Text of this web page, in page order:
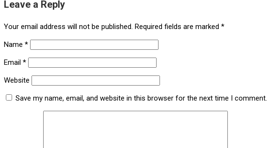
Leave a Reply
Your email address will not be published. Required fields are marked *
Name *
Email *
Website
Save my name, email, and website in this browser for the next time I comment.